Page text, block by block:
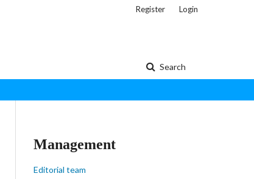
Search
Register Login
Management
Editorial team